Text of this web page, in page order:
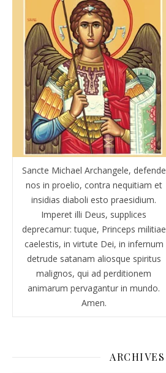
Sancte Michael Archangele, defende
nos in proelio, contra nequitiam et
insidias diaboli esto praesidium.
Imperet illi Deus, supplices
deprecamur: tuque, Princeps militiae
caelestis, in virtute Dei, in infernum
detrude satanam aliosque spiritus
malignos, qui ad perditionem
animarum pervagantur in mundo.
Amen.
ARCHIVES